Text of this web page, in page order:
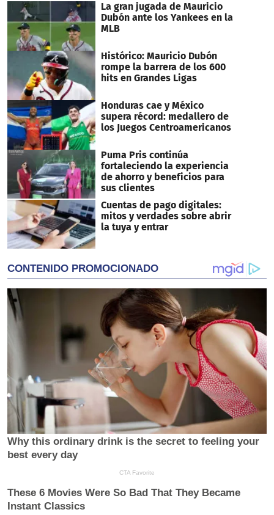
La gran jugada de Mauricio
Dubón ante los Yankees en la
MLB
Histórico: Mauricio Dubón
rompe la barrera de los 600
hits en Grandes Ligas
Honduras cae y México
supera récord: medallero de
los Juegos Centroamericanos
Puma Pris continúa
fortaleciendo la experiencia
de ahorro y beneficios para
sus clientes
Cuentas de pago digitales:
mitos y verdades sobre abrir
la tuya y entrar